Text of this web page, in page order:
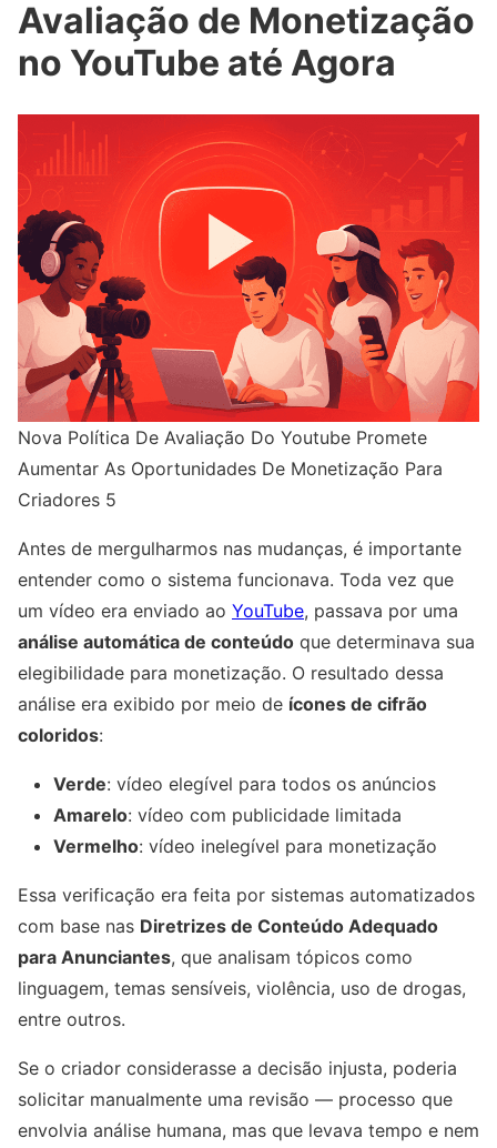
Avaliação de Monetização
no YouTube até Agora
Nova Política De Avaliação Do Youtube Promete
Aumentar As Oportunidades De Monetização Para
Criadores 5
Antes de mergulharmos nas mudanças, é importante
entender como o sistema funcionava. Toda vez que
um vídeo era enviado ao YouTube, passava por uma
análise automática de conteúdo que determinava sua
elegibilidade para monetização. O resultado dessa
análise era exibido por meio de ícones de cifrão
coloridos:
Verde: vídeo elegível para todos os anúncios
Amarelo: vídeo com publicidade limitada
Vermelho: vídeo inelegível para monetização
Essa verificação era feita por sistemas automatizados
com base nas Diretrizes de Conteúdo Adequado
para Anunciantes, que analisam tópicos como
linguagem, temas sensíveis, violência, uso de drogas,
entre outros.
Se o criador considerasse a decisão injusta, poderia
solicitar manualmente uma revisão — processo que
envolvia análise humana, mas que levava tempo e nem